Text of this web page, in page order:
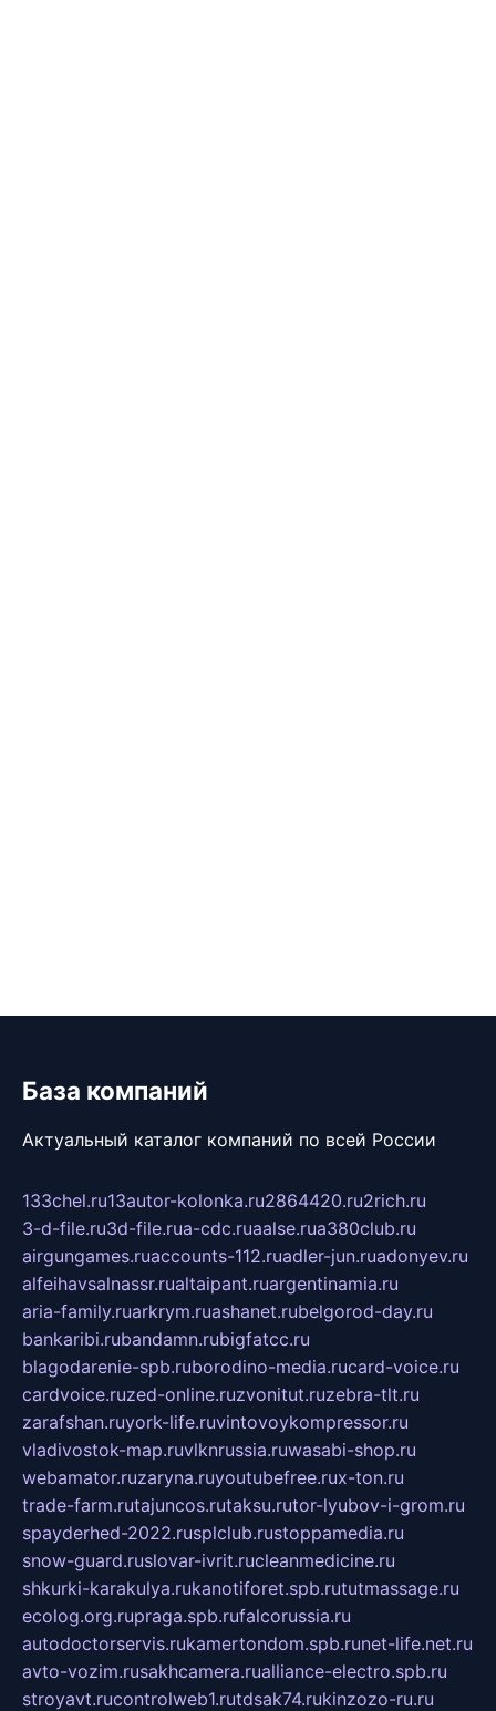
База компаний
Актуальный каталог компаний по всей России
133chel.ru13autor-kolonka.ru2864420.ru2rich.ru
3-d-file.ru3d-file.rua-cdc.ruaalse.rua380club.ru
airgungames.ruaccounts-112.ruadler-jun.ruadonyev.ru
alfeihavsalnassr.rualtaipant.ruargentinamia.ru
aria-family.ruarkrym.ruashanet.rubelgorod-day.ru
bankaribi.rubandamn.rubigfatcc.ru
blagodarenie-spb.ruborodino-media.rucard-voice.ru
cardvoice.ruzed-online.ruzvonitut.ruzebra-tlt.ru
zarafshan.ruyork-life.ruvintovoykompressor.ru
vladivostok-map.ruvlknrussia.ruwasabi-shop.ru
webamator.ruzaryna.ruyoutubefree.rux-ton.ru
trade-farm.rutajuncos.rutaksu.rutor-lyubov-i-grom.ru
spayderhed-2022.rusplclub.rustoppamedia.ru
snow-guard.ruslovar-ivrit.rucleanmedicine.ru
shkurki-karakulya.rukanotiforet.spb.rututmassage.ru
ecolog.org.rupraga.spb.rufalcorussia.ru
autodoctorservis.rukamertondom.spb.runet-life.net.ru
avto-vozim.rusakhcamera.rualliance-electro.spb.ru
stroyavt.rucontrolweb1.rutdsak74.rukinzozo-ru.ru